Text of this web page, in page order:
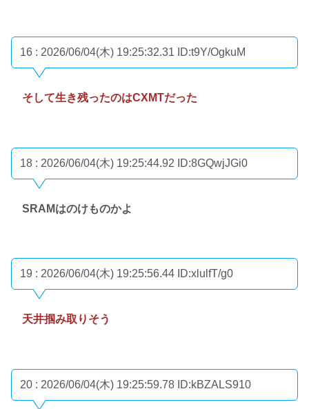
16 : 2026/06/04(木) 19:25:32.31 ID:t9Y/OgkuM
そして生き残ったのはCXMTだった
18 : 2026/06/04(木) 19:25:44.92 ID:8GQwjJGi0
SRAMはのけものかよ
19 : 2026/06/04(木) 19:25:56.44 ID:xlulfT/g0
天井掴み取りそう
20 : 2026/06/04(木) 19:25:59.78 ID:kBZALS910